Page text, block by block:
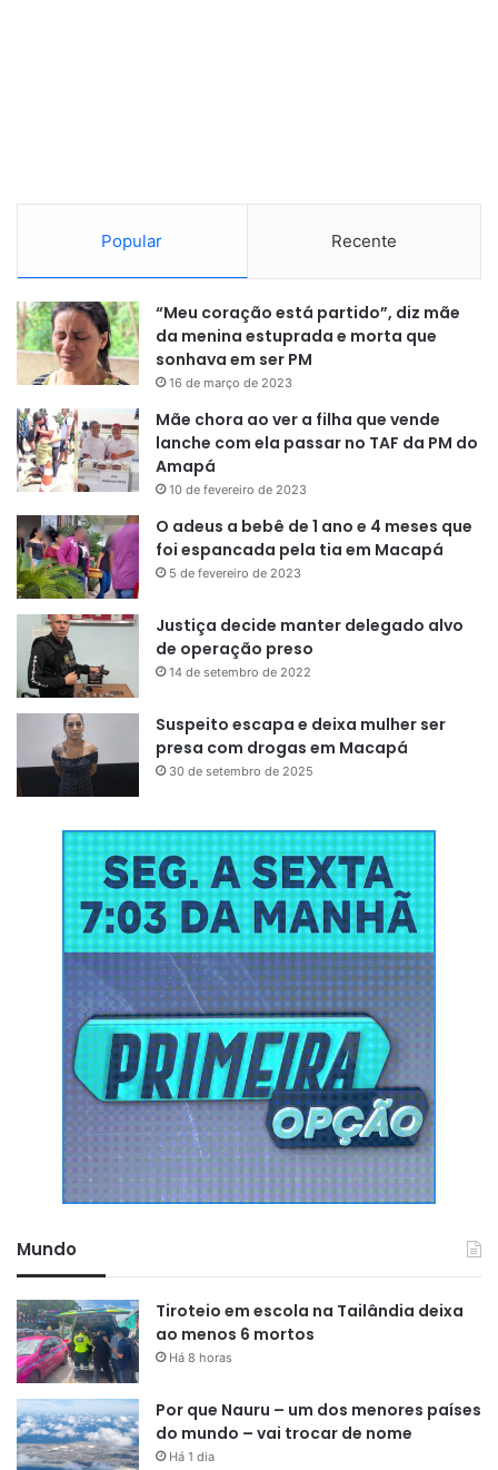
“A vacinação é fundamental para
prevenir o sarampo. A gente não
deve só ficar alerta em relação ao
sarampo na presença de surto,
porque o que a gente precisa
evitar é o surgimento de novos
surtos. Nós precisamos manter
altas taxas de cobertura vacinal
na população geral” , reforçou o
infectologista.
Como o sarampo ataca e
quais são os sintomas
O sarampo é uma doença infecciosa extremamente
contagiosa. O índice de propagação pode ser de 90% em
ambientes fechados. Isso significa que de cada 10 pessoas
não vacinadas, 9 podem ser infectadas.
O vírus pode ser transmitido de forma direta, através de
gotículas respiratórias expelidas ao respirar, falar, espirrar
ou tossir. Além disso, pode ser transmitida de forma
indireta, uma vez que o vírus sobrevive em superfícies por
algumas horas.
Ou seja, caso a pessoa entre em contato com objetos
contaminados, como maçanetas e brinquedos, e leve às
mãos ao rosto, pode ficar doente.
Outro detalhe importante é que o sarampo se propaga com
ventilação. Por isso, escolas, creches e transportes
públicos podem aumentar o risco de contaminação.
Principais sintomas
-Conjuntivite
Popular Recente
“Meu coração está partido”, diz mãe
da menina estuprada e morta que
sonhava em ser PM
16 de março de 2023
Mãe chora ao ver a filha que vende
lanche com ela passar no TAF da PM do
Amapá
10 de fevereiro de 2023
O adeus a bebê de 1 ano e 4 meses que
foi espancada pela tia em Macapá
5 de fevereiro de 2023
Justiça decide manter delegado alvo
de operação preso
14 de setembro de 2022
Suspeito escapa e deixa mulher ser
presa com drogas em Macapá
30 de setembro de 2025
Mundo
Tiroteio em escola na Tailândia deixa
ao menos 6 mortos
Há 8 horas
Por que Nauru – um dos menores países
do mundo – vai trocar de nome
Há 1 dia